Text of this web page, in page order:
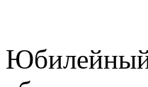
Юбилейный